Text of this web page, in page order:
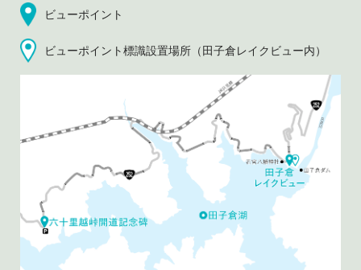
ビューポイント
ビューポイント標識設置場所（田子倉レイクビュー内）